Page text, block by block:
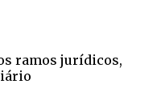
ramos jurídicos,